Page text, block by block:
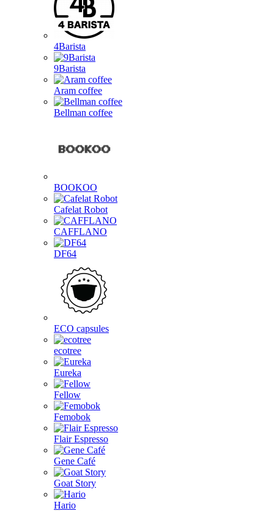
4Barista
9Barista
Aram coffee
Bellman coffee
BOOKOO
Cafelat Robot
CAFFLANO
DF64
ECO capsules
ecotree
Eureka
Fellow
Femobok
Flair Espresso
Gene Café
Goat Story
Hario